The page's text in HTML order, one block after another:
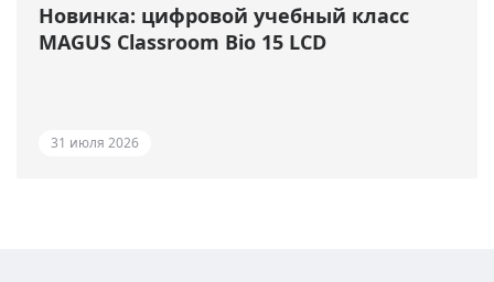
Новинка: цифровой учебный класс
MAGUS Classroom Bio 15 LCD
31 июля 2026